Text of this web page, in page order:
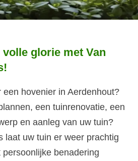
glorie met Van
een hovenier in Aerdenhout?
een tuinrenovatie, een
en aanleg van uw tuin?
laat uw tuin er weer prachtig
benadering